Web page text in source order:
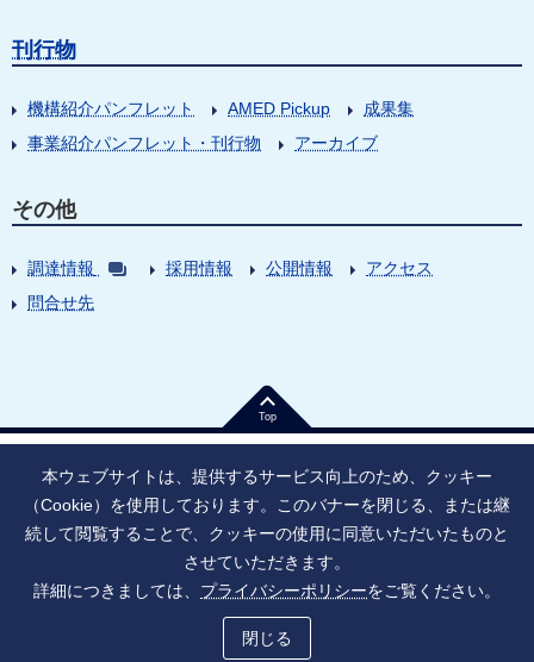
刊行物
機構紹介パンフレット AMED Pickup
成果集
事業紹介パンフレット・刊行物
アーカイブ
その他
調達情報 採用情報 公開情報
アクセス
問合せ先
Top
法人番号：9010005023796 東京都千代田区大手町1丁目7番1号
寄附のお願い
ご利用上の注意
ソーシャル・ネットワーキング・サービス運用ポリシー
アクセシビリティ
本ウェブサイトは、提供するサービス向上のため、クッキー
（Cookie）を使用しております。このバナーを閉じる、または継
続して閲覧することで、クッキーの使用に同意いただいたものと
させていただきます。
詳細につきましては、 プライバシーポリシーをご覧ください。
閉じる